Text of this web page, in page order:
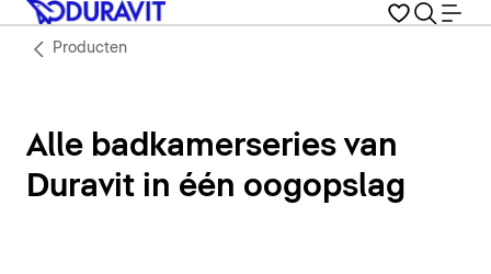
Producten
Alle badkamerseries van
Duravit in één oogopslag